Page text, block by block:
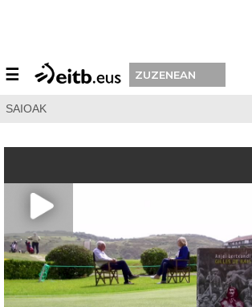
☰ ZUZENEAN
SAIOAK